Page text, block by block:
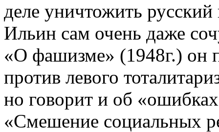
деле уничтожить
Ильин сам очень даже
«О фашизме» (1948г.) он
против левого
но говорит и об
«Смешение социальных